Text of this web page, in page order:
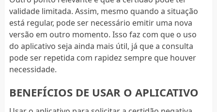
validade limitada. Assim, mesmo quando a situação
está regular, pode ser necessário emitir uma nova
versão em outro momento. Isso faz com que o uso
do aplicativo seja ainda mais útil, já que a consulta
pode ser repetida com rapidez sempre que houver
necessidade.
BENEFÍCIOS DE USAR O APLICATIVO